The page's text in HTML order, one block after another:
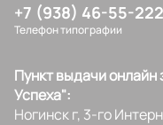
+7 (938) 46-55-222
Телефон типографии
Пункт выдачи онлайн
Успеха":
Ногинск г, 3-го